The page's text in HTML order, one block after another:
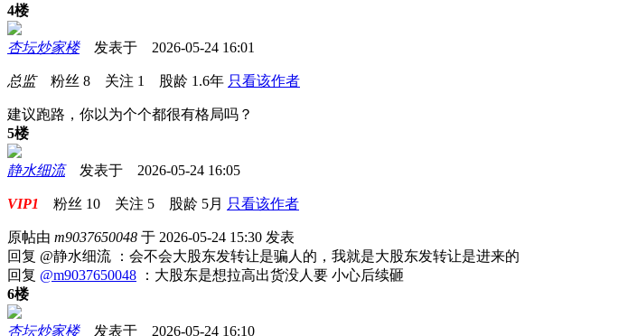
4楼
杏坛炒家楼发表于 2026-05-24 16:01
总监粉丝 8 关注 1 股龄 1.6年 只看该作者
建议跑路，你以为个个都很有格局吗？
5楼
静水细流发表于 2026-05-24 16:05
VIP1 粉丝 10 关注 5 股龄 5月 只看该作者
原帖由 m9037650048 于 2026-05-24 15:30 发表
回复 @静水细流 ：会不会大股东发转让是骗人的，我就是大股东发转让是进来的
回复 @m9037650048 ：大股东是想拉高出货没人要 小心后续砸
6楼
杏坛炒家楼发表于 2026-05-24 16:10